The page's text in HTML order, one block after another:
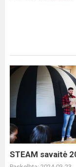
STEAM
savaitė
2024
STEAM savaitė